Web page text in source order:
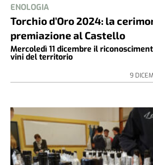
ENOLOGIA
Torchio d’Oro 2024: la
premiazione al Castello
Mercoledì 11 dicembre il
vini del territorio
9